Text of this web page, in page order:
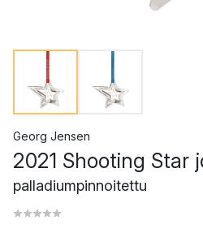
Georg Jensen
2021 Shooting Star
palladiumpinnoitettu